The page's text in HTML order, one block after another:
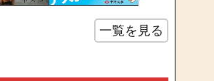
一覧を見る